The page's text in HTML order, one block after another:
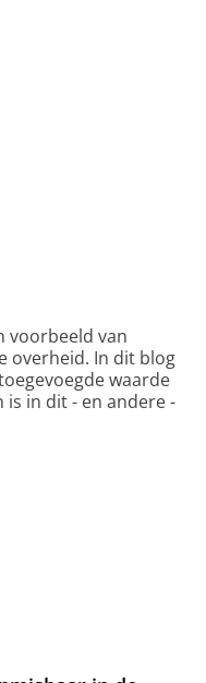
voorbeeld van
overheid. In dit blog
waarde
in dit - en andere -